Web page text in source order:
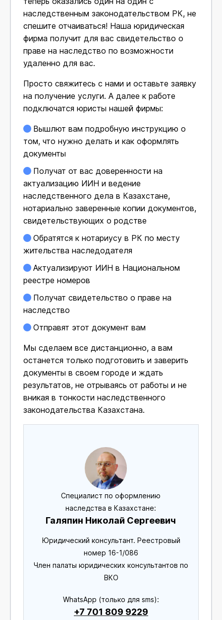
наследственным законодательством РК, не
спешите отчаиваться! Наша юридическая
фирма получит для вас свидетельство о
праве на наследство по возможности
удаленно для вас.
Просто свяжитесь с нами и оставьте заявку
на получение услуги. А далее к работе
подключатся юристы нашей фирмы:
Вышлют вам подробную инструкцию о
том, что нужно делать и как оформлять
документы
Получат от вас доверенности на
актуализацию ИИН и ведение
наследственного дела в Казахстане,
нотариально заверенные копии документов,
свидетельствующих о родстве
Обратятся к нотариусу в РК по месту
жительства наследодателя
Актуализируют ИИН в Национальном
реестре номеров
Получат свидетельство о праве на
наследство
Отправят этот документ вам
Мы сделаем все дистанционно, а вам
останется только подготовить и заверить
документы в своем городе и ждать
результатов, не отрываясь от работы и не
вникая в тонкости наследственного
законодательства Казахстана.
Специалист по оформлению
наследства в Казахстане:
Галяпин Николай Сергеевич
Юридический консультант. Реестровый
номер 16-1/086
Член палаты юридических консультантов по
ВКО
WhatsApp (только для sms):
+7 701 809 9229